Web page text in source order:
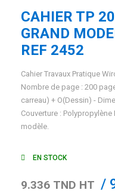
CAHIER TP
GRAND
REF 2452
Cahier Travaux Pratique
Nombre de page : 200
carreau) + O(Dessin) -
Couverture : Polypropylène
modèle.
EN STOCK
9.336 TND HT /